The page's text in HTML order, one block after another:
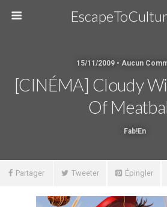
15/11/2009 • Aucun
[CINÉMA] Cloudy
Of
Fab!en
Partager Tweeter Épingler